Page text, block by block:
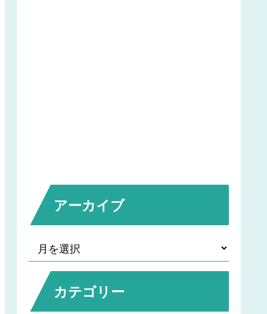
アーカイブ
カテゴリー